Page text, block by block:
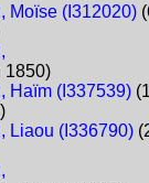
Moïse (I312020)
Haïm (I337539)
Liaou (I336790)